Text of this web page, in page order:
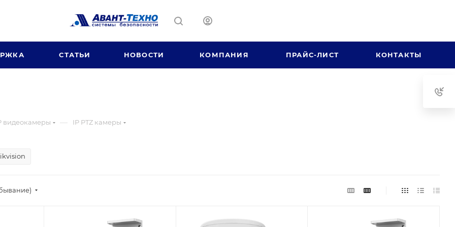
СТАТЬИ НОВОСТИ КОМПАНИЯ ПРАЙС-ЛИСТ КОНТАКТЫ
видеокамеры — IP PTZ камеры